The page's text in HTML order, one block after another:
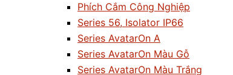
Phích Cắm Công Nghiệp
Series 56, Isolator IP66
Series AvatarOn A
Series AvatarOn Màu Gỗ
Series AvatarOn Màu Trắng